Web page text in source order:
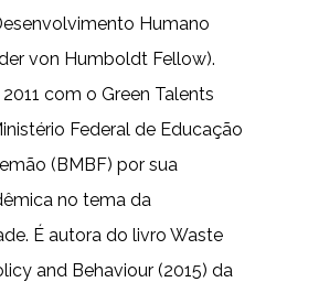
Humano
von Humboldt Fellow).
com o Green Talents
Federal de Educação
(BMBF) por sua
no tema da
É autora do livro Waste
and Behaviour (2015) da